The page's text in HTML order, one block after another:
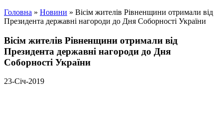
Головна » Новини » Вісім жителів Рівненщини отримали від
Президента державні нагороди до Дня Соборності України
Вісім жителів Рівненщини отримали від
Президента державні нагороди до Дня
Соборності України
23-Січ-2019